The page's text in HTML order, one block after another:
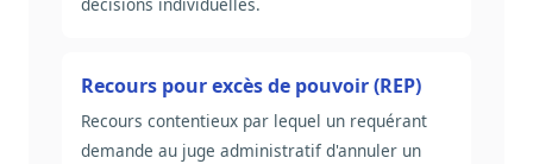
Recours pour excès de pouvoir (REP)
Recours contentieux par lequel un requérant
demande au juge administratif d'annuler un